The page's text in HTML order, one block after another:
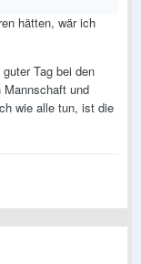
hätten, wär ich
Tag bei den
Mannschaft und
wie alle tun, ist die